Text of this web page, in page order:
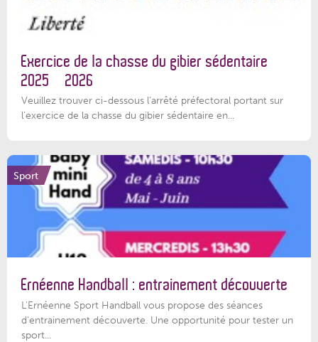
Exercice de la chasse du gibier sédentaire
2025 – 2026
Veuillez trouver ci-dessous l'arrêté préfectoral portant sur
l'exercice de la chasse du gibier sédentaire en...
Sport
Ernéenne Handball : entrainement découverte
L'Ernéenne Sport Handball vous propose des séances
d'entrainement découverte. Une opportunité pour tester un
sport...